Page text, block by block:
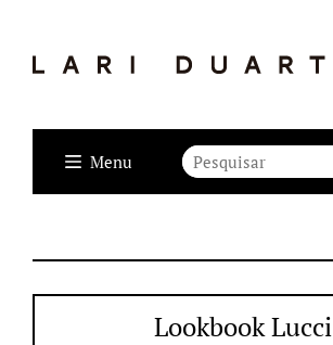
Menu
Lookbook Lucci